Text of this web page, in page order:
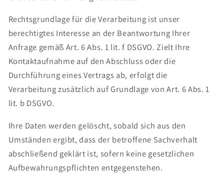
Rechtsgrundlage für die Verarbeitung ist unser
berechtigtes Interesse an der Beantwortung Ihrer
Anfrage gemäß Art. 6 Abs. 1 lit. f DSGVO. Zielt Ihre
Kontaktaufnahme auf den Abschluss oder die
Durchführung eines Vertrags ab, erfolgt die
Verarbeitung zusätzlich auf Grundlage von Art. 6 Abs. 1
lit. b DSGVO.
Ihre Daten werden gelöscht, sobald sich aus den
Umständen ergibt, dass der betroffene Sachverhalt
abschließend geklärt ist, sofern keine gesetzlichen
Aufbewahrungspflichten entgegenstehen.